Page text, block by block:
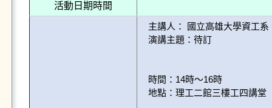
活動日期時間
主講人： 國立高雄大學資工
演講主題：待訂
時間：14時～16時
地點：理工二館三樓工四講堂